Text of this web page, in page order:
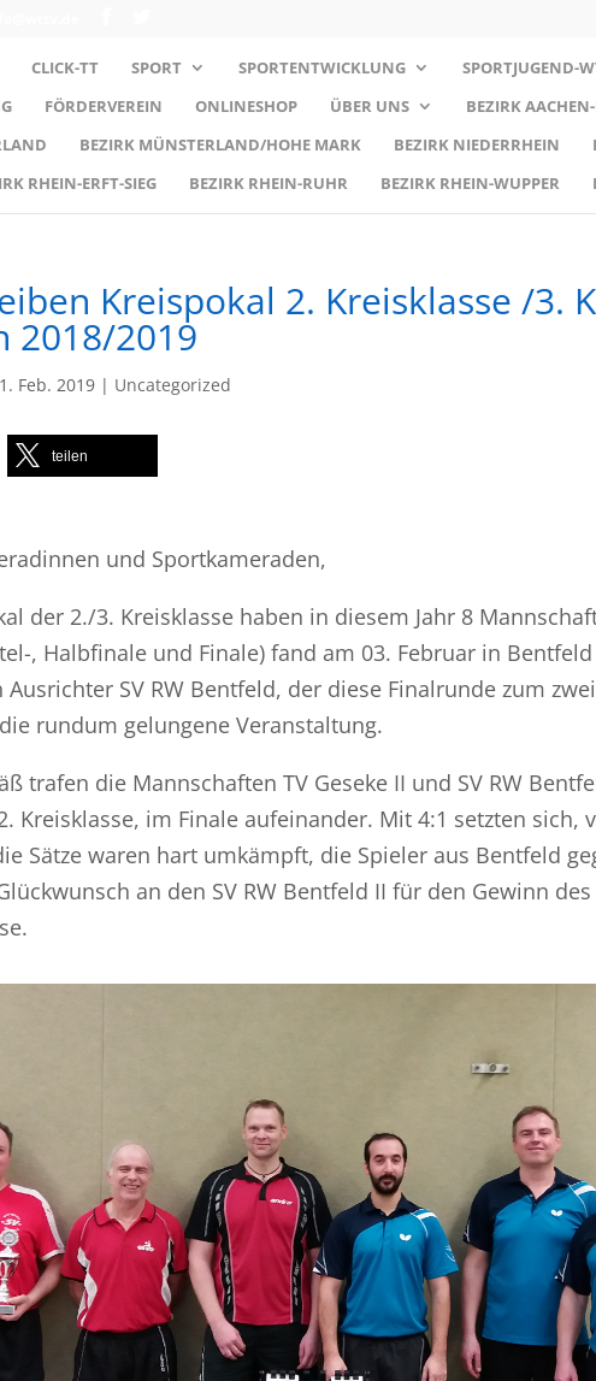
CLICK-TT SPORT SPORTENTWICKLUNG SPORTJUGEND-
FÖRDERVEREIN ONLINESHOP ÜBER UNS BEZIRK
BEZIRK MÜNSTERLAND/HOHE MARK BEZIRK NIEDERRHEIN
RHEIN-ERFT-SIEG
BEZIRK RHEIN-RUHR BEZIRK RHEIN-WUPPER
Kreispokal 2. Kreisklasse /3.
2018/2019
Feb. 2019 | Uncategorized
teilen
und Sportkameraden,
der 2./3. Kreisklasse haben in diesem Jahr 8
, Halbfinale und Finale) fand am 03. Februar in
SV RW Bentfeld, der diese Finalrunde zum
rundum gelungene Veranstaltung.
trafen die Mannschaften TV Geseke II und SV RW
Kreisklasse, im Finale aufeinander. Mit 4:1 setzten sich,
Sätze waren hart umkämpft, die Spieler aus Bentfeld
an den SV RW Bentfeld II für den Gewinn